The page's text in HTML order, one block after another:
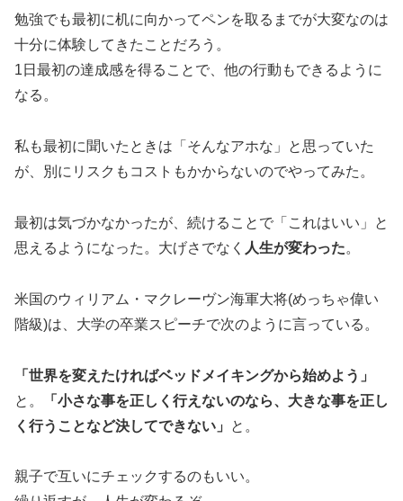
勉強でも最初に机に向かってペンを取るまでが大変なのは
十分に体験してきたことだろう。
1日最初の達成感を得ることで、他の行動もできるように
なる。
私も最初に聞いたときは「そんなアホな」と思っていた
が、別にリスクもコストもかからないのでやってみた。
最初は気づかなかったが、続けることで「これはいい」と
思えるようになった。大げさでなく 人生が変わった。
米国のウィリアム・マクレーヴン海軍大将(めっちゃ偉い
階級)は、大学の卒業スピーチで次のように言っている。
「世界を変えたければベッドメイキングから始めよう」
と。
「小さな事を正しく行えないのなら、大きな事を正し
く行うことなど決してできない」
と。
親子で互いにチェックするのもいい。